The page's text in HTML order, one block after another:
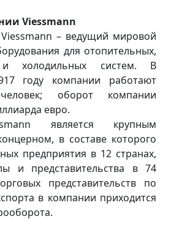
Viessmann
– ведущий мировой
для отопительных,
холодильных систем. В
году компании работают
оборот компании
евро.
является крупным
в составе которого
предприятия в 12 странах,
и представительства в 74
представительств по
в компании приходится